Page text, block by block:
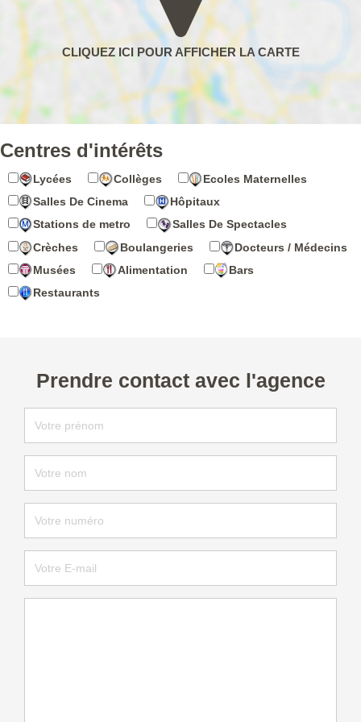
Centres d'intérêts
Lycées Collèges
Ecoles Maternelles
Salles De Cinema
Hôpitaux
Stations de metro
Salles De Spectacles
Crèches
Boulangeries
Docteurs / Médecins
Musées
Alimentation
Bars
Restaurants
Prendre contact avec l'agence